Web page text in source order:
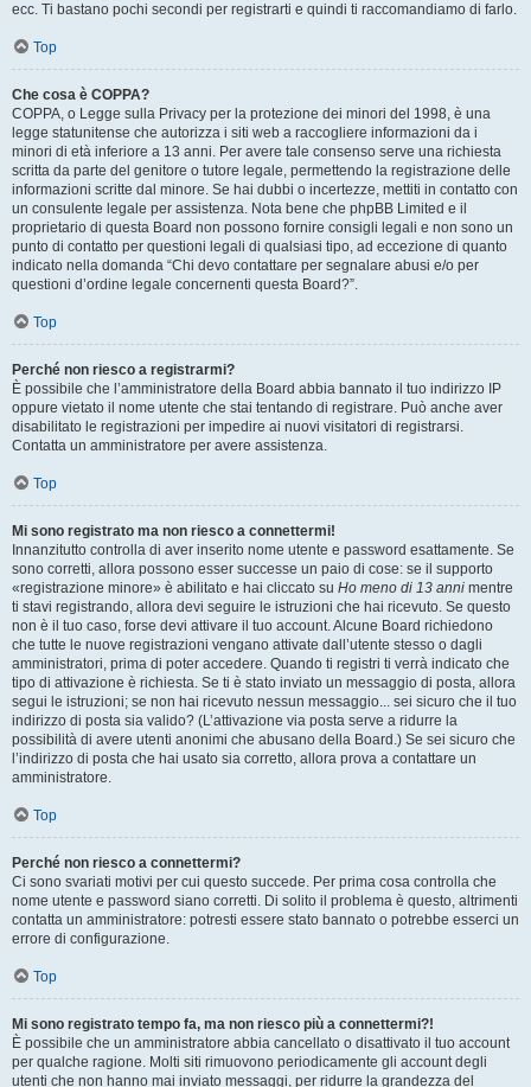
ecc. Ti bastano pochi secondi per registrarti e quindi ti raccomandiamo di farlo.
Top
Che cosa è COPPA?
COPPA, o Legge sulla Privacy per la protezione dei minori del 1998, è una
legge statunitense che autorizza i siti web a raccogliere informazioni da i
minori di età inferiore a 13 anni. Per avere tale consenso serve una richiesta
scritta da parte del genitore o tutore legale, permettendo la registrazione delle
informazioni scritte dal minore. Se hai dubbi o incertezze, mettiti in contatto con
un consulente legale per assistenza. Nota bene che phpBB Limited e il
proprietario di questa Board non possono fornire consigli legali e non sono un
punto di contatto per questioni legali di qualsiasi tipo, ad eccezione di quanto
indicato nella domanda “Chi devo contattare per segnalare abusi e/o per
questioni d’ordine legale concernenti questa Board?”.
Top
Perché non riesco a registrarmi?
È possibile che l’amministratore della Board abbia bannato il tuo indirizzo IP
oppure vietato il nome utente che stai tentando di registrare. Può anche aver
disabilitato le registrazioni per impedire ai nuovi visitatori di registrarsi.
Contatta un amministratore per avere assistenza.
Top
Mi sono registrato ma non riesco a connettermi!
Innanzitutto controlla di aver inserito nome utente e password esattamente. Se
sono corretti, allora possono esser successe un paio di cose: se il supporto
«registrazione minore» è abilitato e hai cliccato su Ho meno di 13 anni mentre
ti stavi registrando, allora devi seguire le istruzioni che hai ricevuto. Se questo
non è il tuo caso, forse devi attivare il tuo account. Alcune Board richiedono
che tutte le nuove registrazioni vengano attivate dall’utente stesso o dagli
amministratori, prima di poter accedere. Quando ti registri ti verrà indicato che
tipo di attivazione è richiesta. Se ti è stato inviato un messaggio di posta, allora
segui le istruzioni; se non hai ricevuto nessun messaggio... sei sicuro che il tuo
indirizzo di posta sia valido? (L’attivazione via posta serve a ridurre la
possibilità di avere utenti anonimi che abusano della Board.) Se sei sicuro che
l’indirizzo di posta che hai usato sia corretto, allora prova a contattare un
amministratore.
Top
Perché non riesco a connettermi?
Ci sono svariati motivi per cui questo succede. Per prima cosa controlla che
nome utente e password siano corretti. Di solito il problema è questo, altrimenti
contatta un amministratore: potresti essere stato bannato o potrebbe esserci un
errore di configurazione.
Top
Mi sono registrato tempo fa, ma non riesco più a connettermi?!
È possibile che un amministratore abbia cancellato o disattivato il tuo account
per qualche ragione. Molti siti rimuovono periodicamente gli account degli
utenti che non hanno mai inviato messaggi, per ridurre la grandezza del